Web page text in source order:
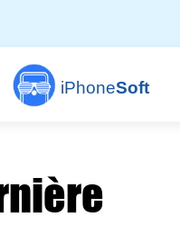
iPhoneSoft